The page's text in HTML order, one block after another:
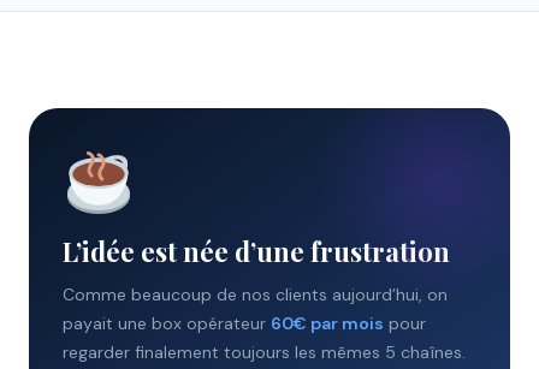
L’idée est née d’une frustration
Comme beaucoup de nos clients aujourd’hui, on
payait une box opérateur 60€ par mois pour
regarder finalement toujours les mêmes 5 chaînes.